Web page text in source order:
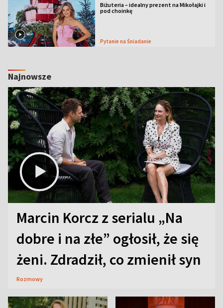
Biżuteria – idealny prezent na Mikołajki i
pod choinkę
Pytanie na Śniadanie
Najnowsze
Marcin Korcz z serialu „Na
dobre i na złe” ogłosił, że się
żeni. Zdradził, co zmienił syn
Rozmowy